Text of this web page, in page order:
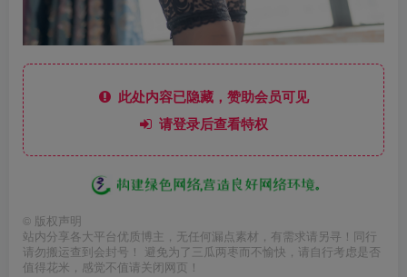
此处内容已隐藏，赞助会员可见
请登录后查看特权
© 版权声明
站内分享各大平台优质博主，无任何漏点素材，有需求请另寻！同行
请勿搬运查到会封号！ 避免为了三瓜两枣而不愉快，请自行考虑是否
值得花米，感觉不值请关闭网页！